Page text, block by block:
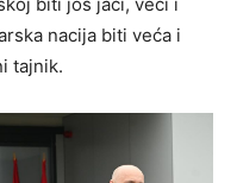
nacija biti veća i
tajnik.